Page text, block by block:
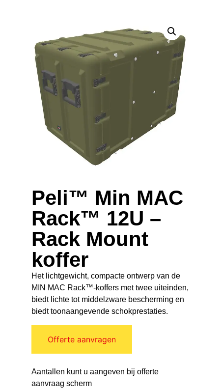
Peli™ Min MAC
Rack™ 12U –
Rack Mount
koffer
Het lichtgewicht, compacte ontwerp van de
MIN MAC Rack™-koffers met twee uiteinden,
biedt lichte tot middelzware bescherming en
biedt toonaangevende schokprestaties.
Offerte aanvragen
Aantallen kunt u aangeven bij offerte
aanvraag scherm